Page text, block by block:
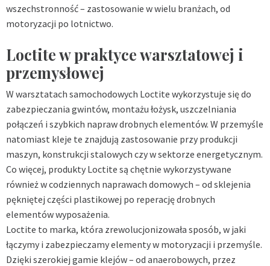
wszechstronność – zastosowanie w wielu branżach, od
motoryzacji po lotnictwo.
Loctite w praktyce warsztatowej i
przemysłowej
W warsztatach samochodowych Loctite wykorzystuje się do
zabezpieczania gwintów, montażu łożysk, uszczelniania
połączeń i szybkich napraw drobnych elementów. W przemyśle
natomiast kleje te znajdują zastosowanie przy produkcji
maszyn, konstrukcji stalowych czy w sektorze energetycznym.
Co więcej, produkty Loctite są chętnie wykorzystywane
również w codziennych naprawach domowych – od sklejenia
pękniętej części plastikowej po reperację drobnych
elementów wyposażenia.
Loctite to marka, która zrewolucjonizowała sposób, w jaki
łączymy i zabezpieczamy elementy w motoryzacji i przemyśle.
Dzięki szerokiej gamie klejów – od anaerobowych, przez